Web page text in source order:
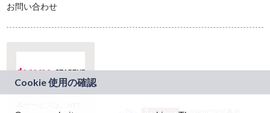
お問い合わせ